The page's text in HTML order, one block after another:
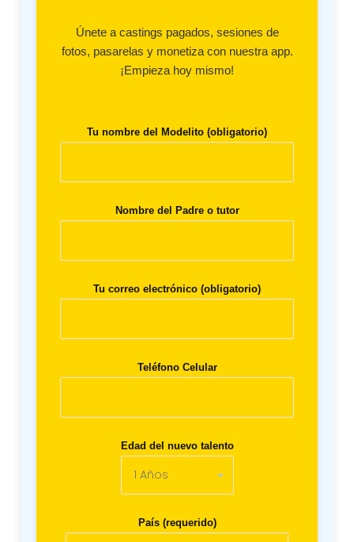
Únete a castings pagados, sesiones de
fotos, pasarelas y monetiza con nuestra app.
¡Empieza hoy mismo!
Tu nombre del Modelito (obligatorio)
Nombre del Padre o tutor
Tu correo electrónico (obligatorio)
Teléfono Celular
Edad del nuevo talento
País (requerido)